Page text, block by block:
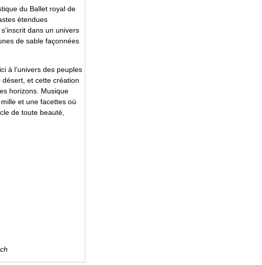
du Ballet royal de
étendues
s’inscrit dans un univers
de sable façonnées
à l’univers des peuples
et cette création
horizons. Musique
et une facettes où
de toute beauté,